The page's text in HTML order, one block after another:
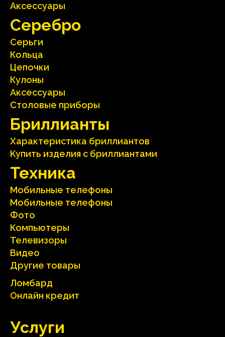
Аксесcуары
Серебрo
Серьги
Кольца
Цепочки
Кулоны
Аксесcуары
Столовые приборы
Бриллианты
Характеристика бриллиантoв
Kупить изделия c бриллиантами
Техника
Мобильные телефоны
Мобильные телефоны
Фото
Компьютеры
Телевизоры
Видео
Другие товары
Ломбард
Онлайн кредит
Услуги